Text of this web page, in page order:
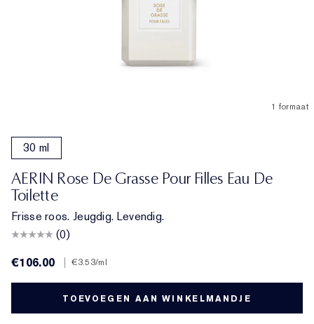
1 formaat
30 ml
AERIN Rose De Grasse Pour Filles Eau De
Toilette
Frisse roos. Jeugdig. Levendig.
(0)
€106.00
€3.53/ml
TOEVOEGEN AAN WINKELMANDJE